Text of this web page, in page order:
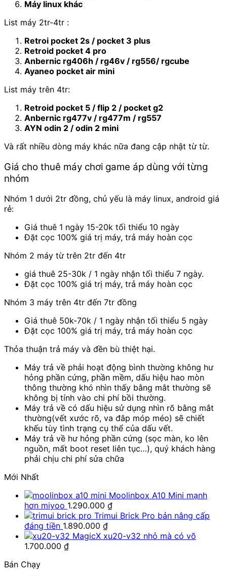
Máy linux khác
List máy 2tr-4tr :
Retroi pocket 2s / pocket 3 plus
Retroid pocket 4 pro
Anbernic rg406h / rg46v / rg556/ rgcube
Ayaneo pocket air mini
List máy trên 4tr:
Retroid pocket 5 / flip 2 / pocket g2
Anbernic rg477v / rg477m / rg557
AYN odin 2 / odin 2 mini
Và rất nhiều dòng máy khác nữa đang cập nhật từ từ.
Giá cho thuê máy chơi game áp dùng với từng
nhóm
Nhóm 1 dưới 2tr đồng, chủ yếu là máy linux, android giá
rẻ:
Giá thuê 1 ngày 15-20k tối thiểu 10 ngày
Đặt cọc 100% giá trị máy, trả máy hoàn cọc
Nhóm 2 máy từ trên 2tr đến 4tr
giá thuê 25-30k / 1 ngày nhận tối thiểu 7 ngày.
Đặt cọc 100% giá trị máy, trả máy hoàn cọc
Nhóm 3 máy trên 4tr đến 7tr đồng
Giá thuê 50k-70k / 1 ngày nhận tối thiểu 5 ngày
Đặt cọc 100% giá trị máy, trả máy hoàn cọc
Thỏa thuận trả máy và đền bù thiệt hại.
Máy trả về phải hoạt động bình thường không hư
hỏng phần cứng, phần mềm, dấu hiệu hao mòn
thông thường khó nhìn thấy bằng mắt thường sẽ
không bị tính vào chi phí bồi thường.
Máy trả về có dấu hiệu sử dụng nhìn rõ bằng mắt
thường(vết xước rõ, va đâp móp méo) sẽ chiết
khếu tùy tình trạng cụ thể của dấu vết.
Máy trả về hư hỏng phần cứng (sọc màn, ko lên
nguồn, mất boot reset liên tục…), quý khách hàng
phải chịu chi phí sửa chữa
Mới Nhất
Moolinbox A10 Mini mạnh
hơn miyoo 1.290.000 ₫
Trimui Brick Pro bản nâng cấp
đáng tiền 1.890.000 ₫
MagicX xu20-v32 nhỏ mà có võ
1.700.000 ₫
Bán Chạy